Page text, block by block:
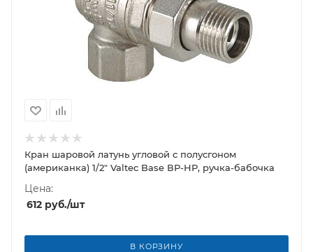
Кран шаровой латунь угловой с полусгоном
(американка) 1/2" Valtec Base ВР-НР, ручка-бабочка
Цена:
612 руб./шт
В КОРЗИНУ